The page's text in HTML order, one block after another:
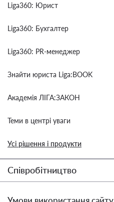
Liga360: Юрист
Liga360: Бухгалтер
Liga360: PR-менеджер
Знайти юриста Liga:BOOK
Академія ЛІГА:ЗАКОН
Теми в центрі уваги
Усі рішення і продукти
Співробітництво